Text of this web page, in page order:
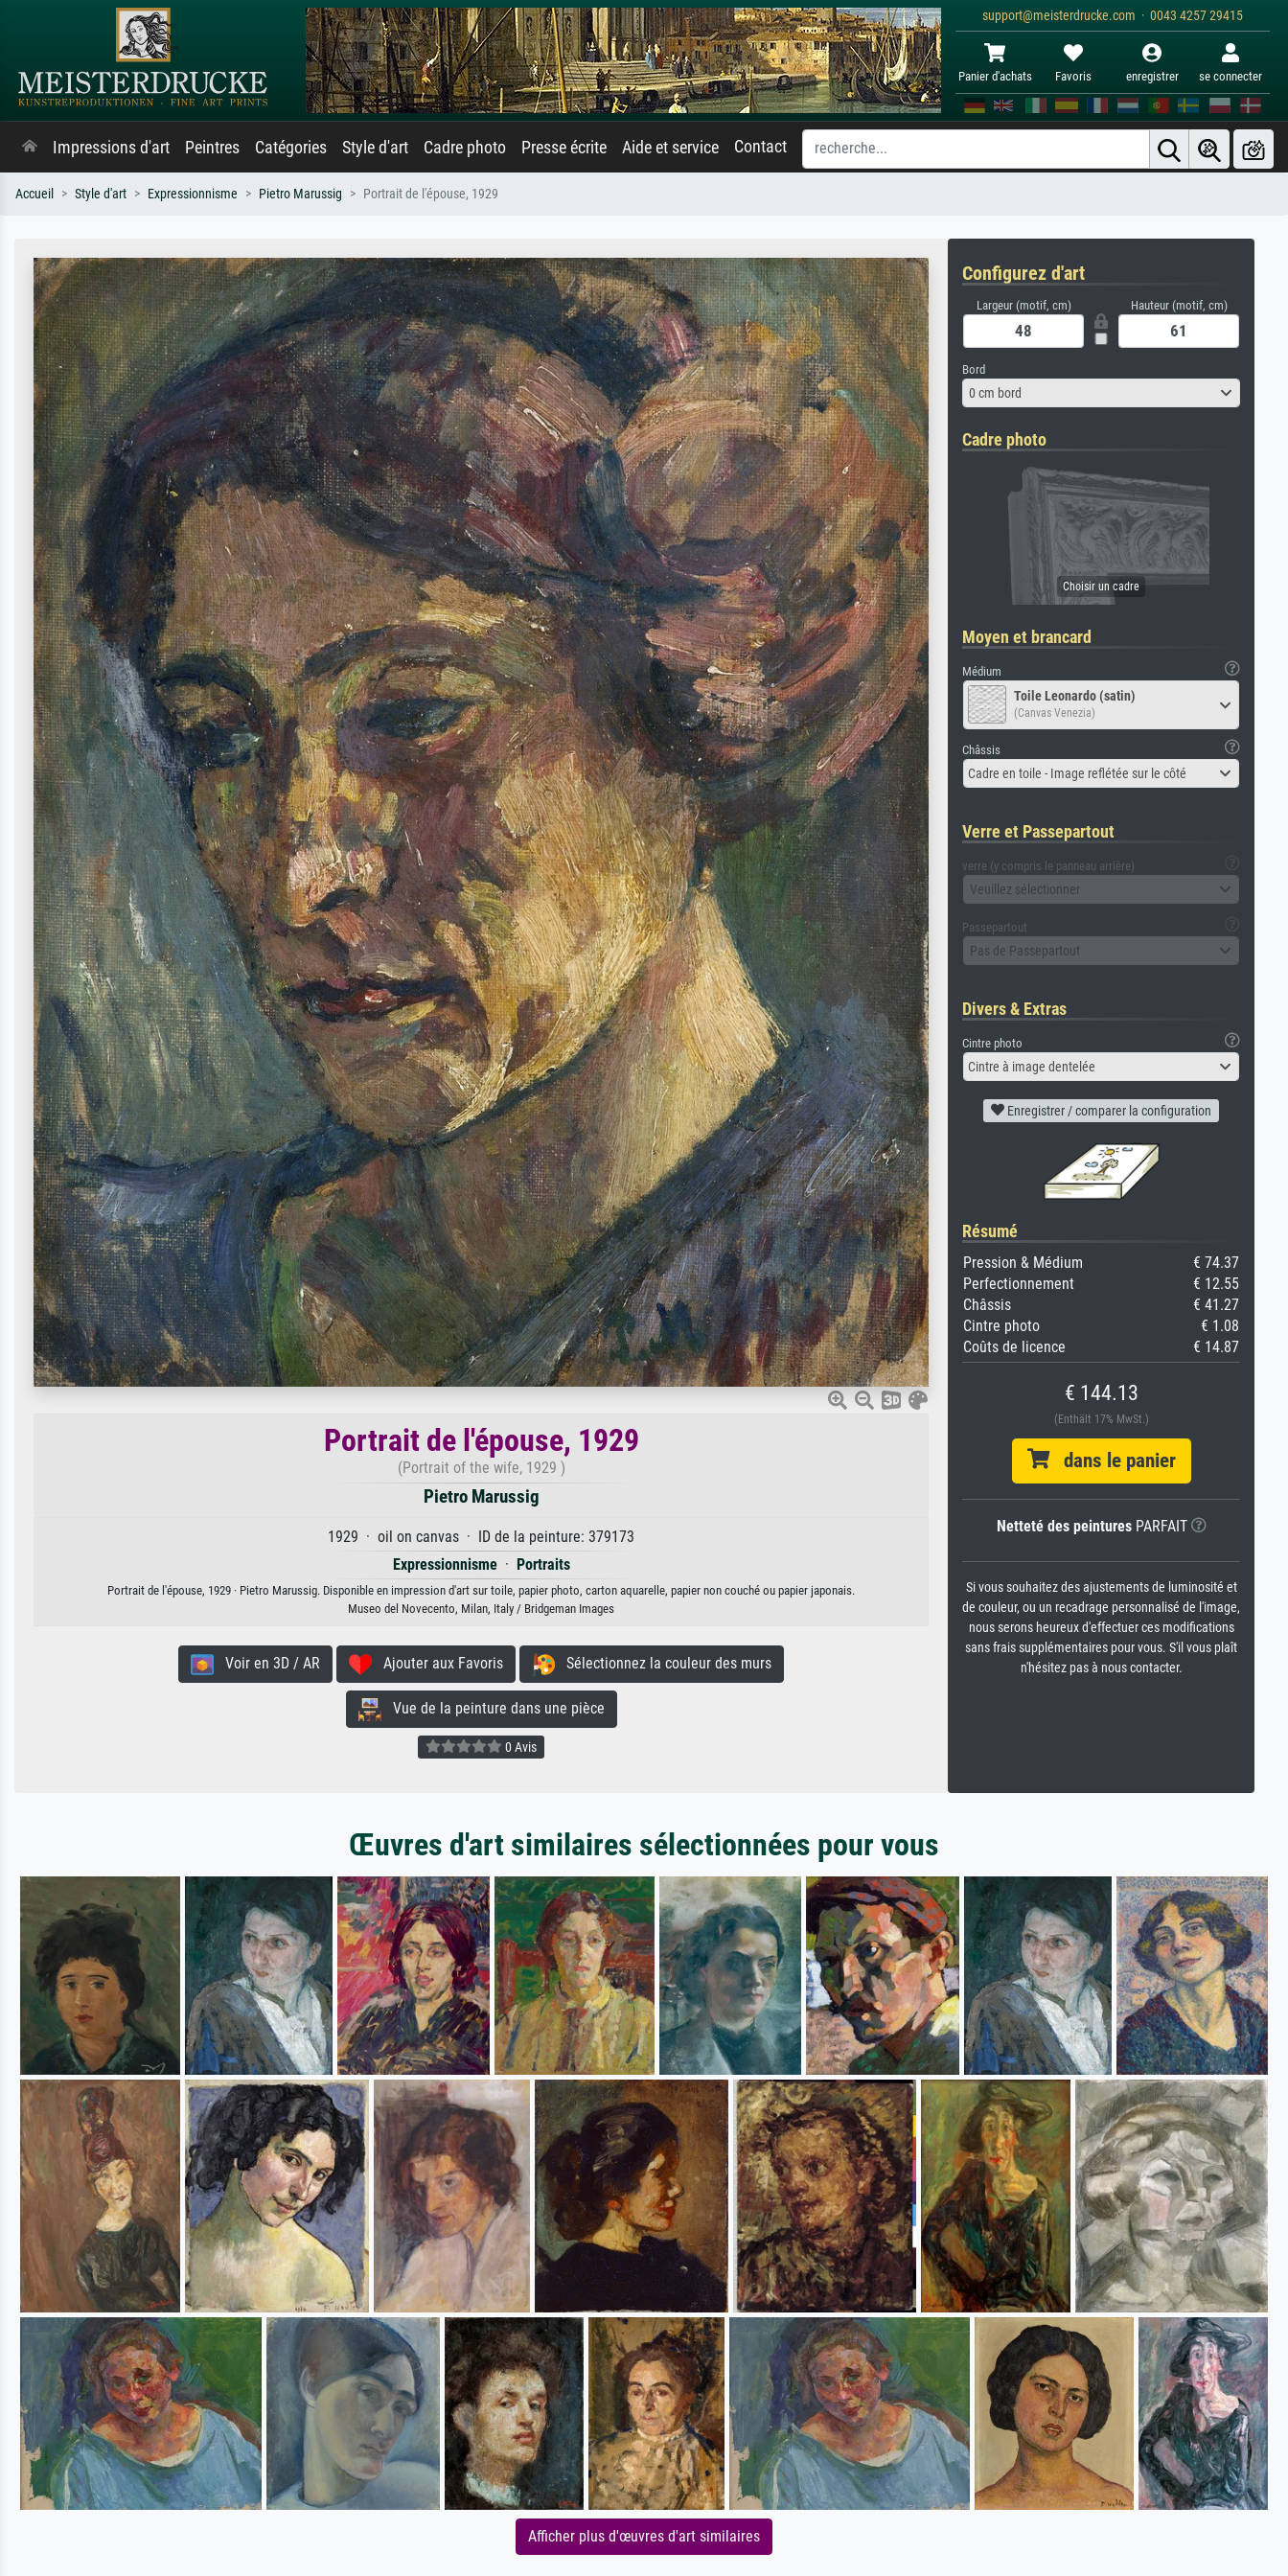
support@meisterdrucke.com · 0043 4257 29415
Panier d'achats Favoris enregistrer se connecter
Impressions d'art Peintres Catégories Style d'art Cadre photo Presse écrite Aide et service Contact
Accueil Style d'art Expressionnisme Pietro Marussig Portrait de l'épouse, 1929
Portrait de l'épouse, 1929
(Portrait of the wife, 1929 )
Pietro Marussig
1929 · oil on canvas · ID de la peinture: 379173
Expressionnisme· Portraits
Portrait de l'épouse, 1929 · Pietro Marussig. Disponible en impression d'art sur toile, papier photo, carton aquarelle, papier non couché ou papier japonais.
Museo del Novecento, Milan, Italy / Bridgeman Images
Voir en 3D / AR Ajouter aux Favoris Sélectionnez la couleur des murs
Vue de la peinture dans une pièce
0 Avis
Configurez d'art
Largeur (motif, cm) Hauteur (motif, cm)
Bord
0 cm bord
Cadre photo
Moyen et brancard
Médium
Toile Leonardo (satin)
(Canvas Venezia)
Châssis
Cadre en toile - Image reflétée sur le côté
Verre et Passepartout
verre (y compris le panneau arrière)
Veuillez sélectionner
Passepartout
Pas de Passepartout
Divers & Extras
Cintre photo
Cintre à image dentelée
Enregistrer / comparer la configuration
Résumé
Pression & Médium
€ 74.37
Perfectionnement
€ 12.55
Châssis
€ 41.27
Cintre photo
€ 1.08
Coûts de licence
€ 14.87
€ 144.13
(Enthält 17% MwSt.)
dans le panier
Netteté des peinturesPARFAIT
Si vous souhaitez des ajustements de luminosité et
de couleur, ou un recadrage personnalisé de l'image,
nous serons heureux d'effectuer ces modifications
sans frais supplémentaires pour vous. S'il vous plaît
n'hésitez pas à nous contacter.
Œuvres d'art similaires sélectionnées pour vous
Afficher plus d'œuvres d'art similaires